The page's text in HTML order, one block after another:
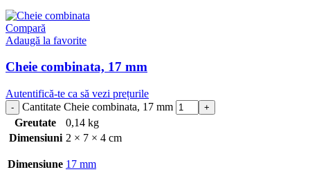
Compară
Adaugă la favorite
Cheie combinata, 17 mm
Autentifică-te ca să vezi prețurile
Cantitate Cheie combinata, 17 mm
Greutate
0,14 kg
Dimensiuni 2 × 7 × 4 cm
Dimensiune 17 mm